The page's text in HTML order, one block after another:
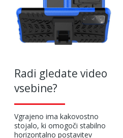
Radi gledate video
vsebine?
Vgrajeno ima kakovostno
stojalo, ki omogoči stabilno
horizontalno postavitev